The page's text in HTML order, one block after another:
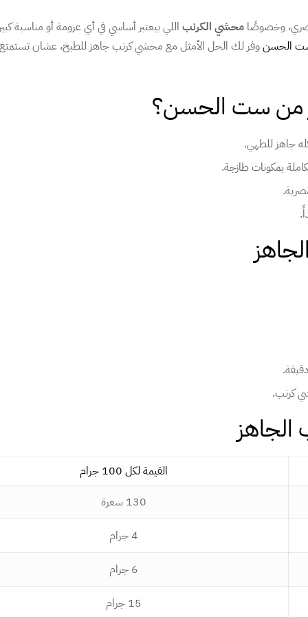
وخصوصًا محشي الكرنب اللي بيعتبر أساسي في أي عزومة أو مناسبة
الحسنوفر لك الحل الأمثل مع محشي كرنب جاهز للطبخ، عشان
من ست الحسن؟
جاهز للطهي.
بمكونات طازجة.
كرنب.
الجاهز
القيمة لكل 100 جرام
130 سعرة
4 جرام
6 جرام
15 جرام